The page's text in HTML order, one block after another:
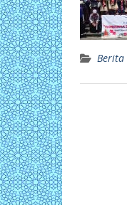
Berita